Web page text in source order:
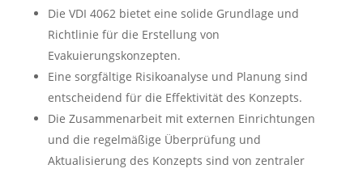
Die VDI 4062 bietet eine solide Grundlage und
Richtlinie für die Erstellung von
Evakuierungskonzepten.
Eine sorgfältige Risikoanalyse und Planung sind
entscheidend für die Effektivität des Konzepts.
Die Zusammenarbeit mit externen Einrichtungen
und die regelmäßige Überprüfung und
Aktualisierung des Konzepts sind von zentraler